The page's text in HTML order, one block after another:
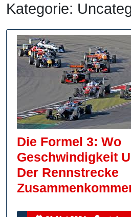
Kategorie:
Die Formel 3: Wo
Geschwindigkeit
Der Rennstrecke